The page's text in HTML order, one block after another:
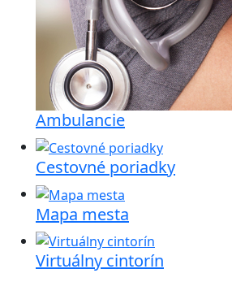
Ambulancie
Cestovné poriadky
Mapa mesta
Virtuálny cintorín